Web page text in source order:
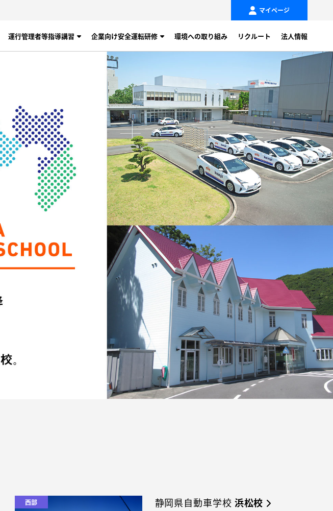
マイページ
運行管理者等指導講習 企業向け安全運転研修 環境への取り組み リクルート 法人情報
西部 静岡県自動車学校 浜松校